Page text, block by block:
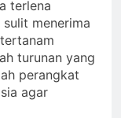
menerima
turunan yang
perangkat
agar